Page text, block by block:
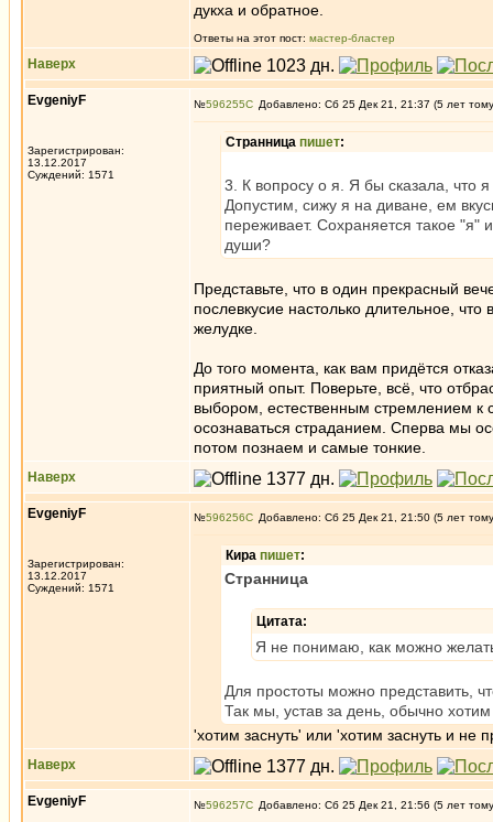
дукха и обратное.
Ответы на этот пост: мастер-бластер
Наверх
EvgeniyF
Зарегистрирован:
13.12.2017
Суждений: 1571
№596255 Добавлено: Сб 25 Дек 21, 21:37 (5 лет
Странница пишет:
3. К вопросу о я. Я бы сказала, что
Допустим, сижу я на диване, ем
переживает. Сохраняется такое "я"
души?
Представьте, что в один прекрасный
послевкусие настолько длительное,
желудке.
До того момента, как вам придётся
приятный опыт. Поверьте, всё, что
выбором, естественным стремлением к
осознаваться страданием. Сперва мы
потом познаем и самые тонкие.
Наверх
EvgeniyF
Зарегистрирован:
13.12.2017
Суждений: 1571
№596256 Добавлено: Сб 25 Дек 21, 21:50 (5 лет
Кира пишет:
Странница
Цитата:
Я не понимаю, как можно
Для простоты можно представить,
Так мы, устав за день, обычно
'хотим заснуть' или 'хотим заснуть и не
Наверх
EvgeniyF №596257 Добавлено: Сб 25 Дек 21, 21:56 (5 лет